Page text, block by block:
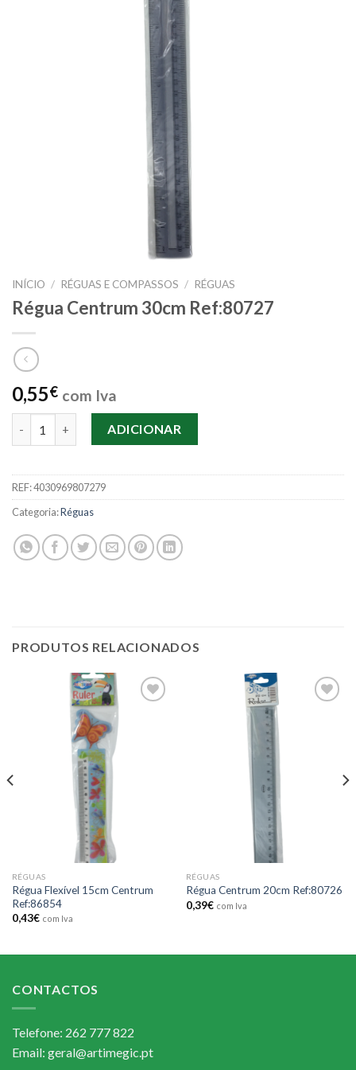
INÍCIO / RÉGUAS E COMPASSOS / RÉGUAS
Régua Centrum 30cm Ref:80727
0,55€ com Iva
Quantidade de Régua Centrum 30cm Ref:80727
ADICIONAR
REF:4030969807279
Categoria:Réguas
PRODUTOS RELACIONADOS
RÉGUAS
Régua Flexível 15cm Centrum
Ref:86854
0,43€ com Iva
RÉGUAS
Régua Centrum 20cm Ref:80726
0,39€ com Iva
CONTACTOS
Telefone: 262 777 822
Email: geral@artimegic.pt